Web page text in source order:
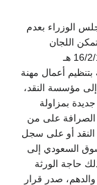
صدر قرار مجلس الوزراء بعدم
اللجان
المختصة من دراسة وضع الصرافة. وفي 16/2/1402 هـ
بتنظيم أعمال مهنة
إلى مؤسسة النقد،
بمزاولة
الصرافة على من
أو على سجل
السعودي إلى
حاجة الورثة
صدر قرار